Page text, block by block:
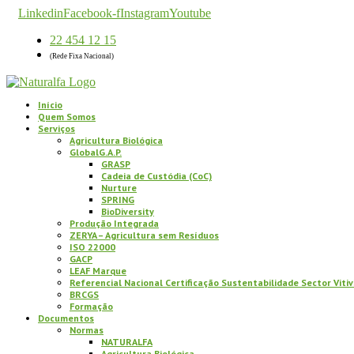
LinkedinFacebook-fInstagramYoutube
22 454 12 15
(Rede Fixa Nacional)
Início
Quem Somos
Serviços
Agricultura Biológica
GlobalG.A.P.
GRASP
Cadeia de Custódia (CoC)
Nurture
SPRING
BioDiversity
Produção Integrada
ZERYA – Agricultura sem Resíduos
ISO 22000
GACP
LEAF Marque
Referencial Nacional Certificação Sustentabilidade Sector
BRCGS
Formação
Documentos
Normas
NATURALFA